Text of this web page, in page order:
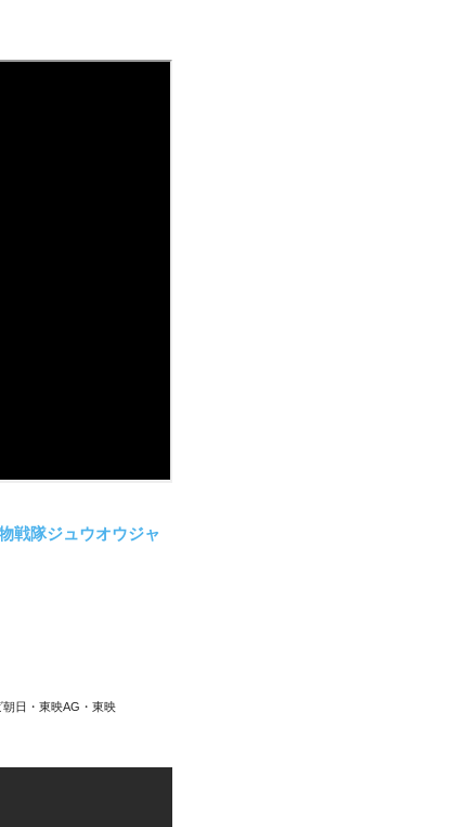
戦隊ジュウオウジャ
日・東映AG・東映